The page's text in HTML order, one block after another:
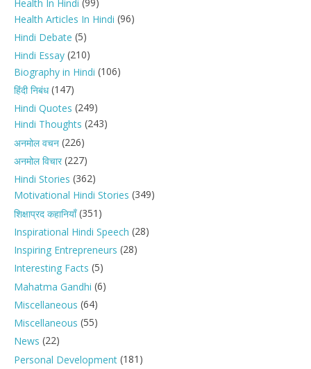
Health In Hindi
Health Articles In Hindi (96)
Hindi Debate (5)
Hindi Essay (210)
Biography in Hindi (106)
हिंदी निबंध(147)
Hindi Quotes (249)
Hindi Thoughts (243)
अनमोल वचन (226)
अनमोल विचार(227)
Hindi Stories (362)
Motivational Hindi Stories (349)
शिक्षाप्रद कहानियाँ(351)
Inspirational Hindi Speech (28)
Inspiring Entrepreneurs (28)
Interesting Facts (5)
Mahatma Gandhi (6)
Miscellaneous (64)
Miscellaneous (55)
News (22)
Personal Development (181)